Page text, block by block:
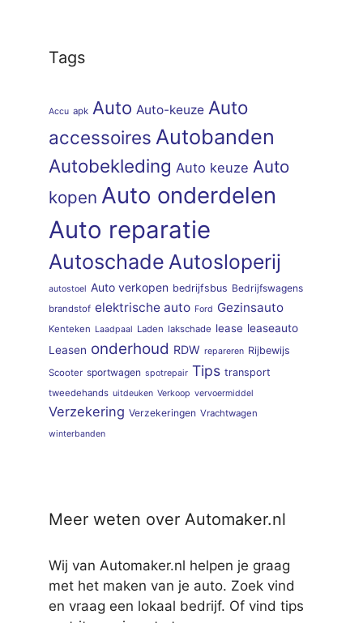
Tags
Accu apk Auto Auto-keuze Auto
accessoires Autobanden
Autobekleding Auto keuze Auto
kopen Auto onderdelen
Auto reparatie
Autoschade Autosloperij
autostoel Auto verkopen bedrijfsbus Bedrijfswagens
brandstof elektrische auto Ford Gezinsauto
Kenteken Laadpaal Laden lakschade lease leaseauto
Leasen onderhoud RDW repareren Rijbewijs
Scooter sportwagen spotrepair Tips transport
tweedehands uitdeuken Verkoop vervoermiddel
Verzekering Verzekeringen Vrachtwagen
winterbanden
Meer weten over Automaker.nl
Wij van Automaker.nl helpen je graag
met het maken van je auto. Zoek vind
en vraag een lokaal bedrijf. Of vind tips